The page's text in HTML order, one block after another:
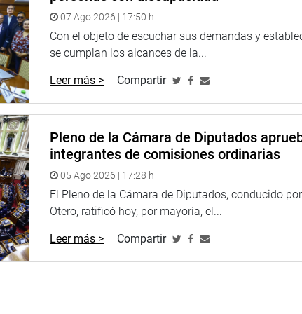
se pronunció a favor de que la iniciativa no sea solo de
inmediato la creación del megapuerto de Ilo. Unir el Océano
es una prioridad. Decir que esta obra no sirvió para nada
en el comercio es la marítima. Contar con un Plan de
(NoA) recordó que el Perú logró entrar a la cumbre Asia-
lideró la Asociación Asia-Pacífico. En ese momento,
ingreso a nuevos países. Igualmente, en ese periodo se
Proyecto Hidrobiológico de Pasto Grande, San Gabán y
Otto Guibovich (AP) afirmó que hace falta, de manera
a partir de los puertos que se genera el gran comercio
07 Ago 2026 | 17:50 h
Con el objeto de escuchar sus demandas y
se cumplan los alcances de la...
Leer más > Compartir
Pleno de la Cámara de Diputados
integrantes de comisiones ordinarias
05 Ago 2026 | 17:28 h
El Pleno de la Cámara de Diputados, conducido
Otero, ratificó hoy, por mayoría, el...
Leer más > Compartir